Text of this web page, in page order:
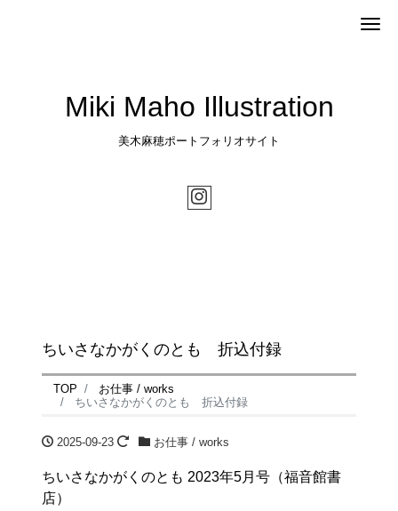
Miki Maho Illustration
美木麻穂ポートフォリオサイト
ちいさなかがくのとも 折込付録
TOP
お仕事 / works
ちいさなかがくのとも 折込付録
2025-09-23 お仕事 / works
ちいさなかがくのとも 2023年5月号（福音館書
店）